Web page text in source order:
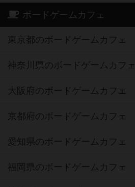
ボードゲームカフェ
東京都のボードゲームカフェ
神奈川県のボードゲームカフェ
大阪府のボードゲームカフェ
京都府のボードゲームカフェ
愛知県のボードゲームカフェ
福岡県のボードゲームカフェ